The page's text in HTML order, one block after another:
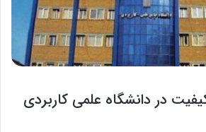
در دانشگاه علمی کاربردی